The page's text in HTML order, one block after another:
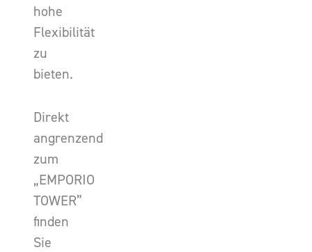
hohe
Flexibilität
zu
bieten.
Direkt
angrenzend
zum
„EMPORIO
TOWER”
finden
Sie